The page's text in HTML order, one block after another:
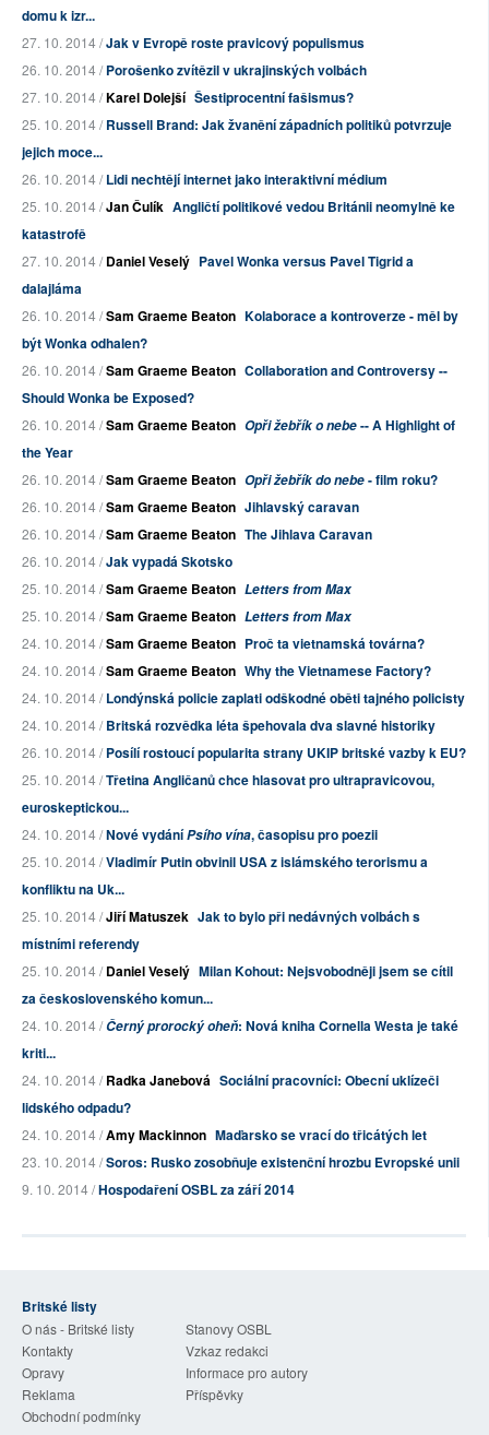
domu k izr...
27. 10. 2014 /Jak v Evropě roste pravicový populismus
26. 10. 2014 /Porošenko zvítězil v ukrajinských volbách
27. 10. 2014 /Karel Dolejší Šestiprocentní fašismus?
25. 10. 2014 /Russell Brand: Jak žvanění západních politiků potvrzuje
jejich moce...
26. 10. 2014 /Lidi nechtějí internet jako interaktivní médium
25. 10. 2014 /Jan Čulík Angličtí politikové vedou Británii neomylně ke
katastrofě
27. 10. 2014 /Daniel Veselý Pavel Wonka versus Pavel Tigrid a
dalajláma
26. 10. 2014 /Sam Graeme Beaton Kolaborace a kontroverze - měl by
být Wonka odhalen?
26. 10. 2014 /Sam Graeme Beaton Collaboration and Controversy --
Should Wonka be Exposed?
26. 10. 2014 /Sam Graeme Beaton Opři žebřík o nebe-- A Highlight of
the Year
26. 10. 2014 /Sam Graeme Beaton Opři žebřík do nebe- film roku?
26. 10. 2014 /Sam Graeme Beaton Jihlavský caravan
26. 10. 2014 /Sam Graeme Beaton The Jihlava Caravan
26. 10. 2014 /Jak vypadá Skotsko
25. 10. 2014 /Sam Graeme Beaton Letters from Max
25. 10. 2014 /Sam Graeme Beaton Letters from Max
24. 10. 2014 /Sam Graeme Beaton Proč ta vietnamská továrna?
24. 10. 2014 /Sam Graeme Beaton Why the Vietnamese Factory?
24. 10. 2014 /Londýnská policie zaplati odškodné oběti tajného policisty
24. 10. 2014 /Britská rozvědka léta špehovala dva slavné historiky
26. 10. 2014 /Posílí rostoucí popularita strany UKIP britské vazby k EU?
25. 10. 2014 /Třetina Angličanů chce hlasovat pro ultrapravicovou,
euroskeptickou...
24. 10. 2014 /Nové vydáníPsího vína, časopisu pro poezii
25. 10. 2014 /Vladimír Putin obvinil USA z islámského terorismu a
konfliktu na Uk...
25. 10. 2014 /Jiří Matuszek Jak to bylo při nedávných volbách s
místními referendy
25. 10. 2014 /Daniel Veselý Milan Kohout: Nejsvobodněji jsem se cítil
za československého komun...
24. 10. 2014 /Černý prorocký oheň: Nová kniha Cornella Westa je také
kriti...
24. 10. 2014 /Radka Janebová Sociální pracovníci: Obecní uklízeči
lidského odpadu?
24. 10. 2014 /Amy Mackinnon Maďarsko se vrací do třicátých let
23. 10. 2014 /Soros: Rusko zosobňuje existenční hrozbu Evropské unii
9. 10. 2014 /Hospodaření OSBL za září 2014
Britské listy
O nás - Britské listy
Stanovy OSBL
Kontakty
Vzkaz redakci
Opravy
Informace pro autory
Reklama
Příspěvky
Obchodní podmínky